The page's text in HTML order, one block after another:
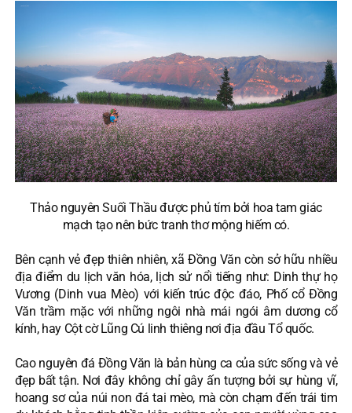
Thảo nguyên Suối Thầu được phủ tím bởi hoa tam giác
mạch tạo nên bức tranh thơ mộng hiếm có.
Bên cạnh vẻ đẹp thiên nhiên, xã Đồng Văn còn sở hữu nhiều
địa điểm du lịch văn hóa, lịch sử nổi tiếng như: Dinh thự họ
Vương (Dinh vua Mèo) với kiến trúc độc đáo, Phố cổ Đồng
Văn trầm mặc với những ngôi nhà mái ngói âm dương cổ
kính, hay Cột cờ Lũng Cú linh thiêng nơi địa đầu Tổ quốc.
Cao nguyên đá Đồng Văn là bản hùng ca của sức sống và vẻ
đẹp bất tận. Nơi đây không chỉ gây ấn tượng bởi sự hùng vĩ,
hoang sơ của núi non đá tai mèo, mà còn chạm đến trái tim